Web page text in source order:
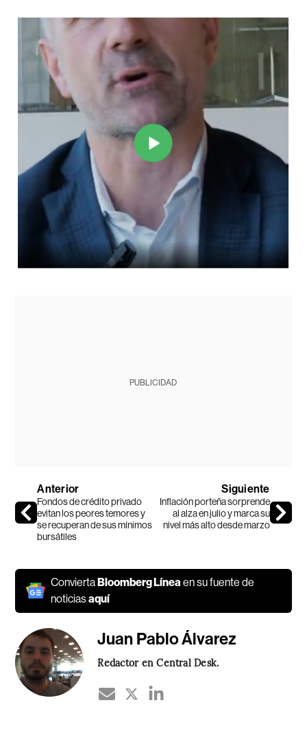
PUBLICIDAD
Anterior
Fondos de crédito privado
evitan los peores temores y
se recuperan de sus mínimos
bursátiles
Siguiente
Inflación porteña sorprende
al alza en julio y marca su
nivel más alto desde marzo
ConviertaBloomberg Línea en su fuente de
noticiasaquí
Juan Pablo Álvarez
Redactor en Central Desk.